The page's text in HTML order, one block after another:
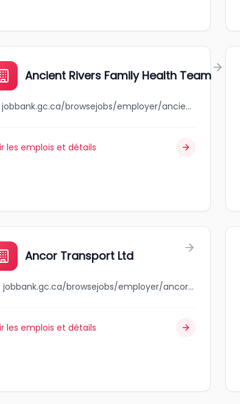
Ancient Rivers Family Health Team
jobbank.gc.ca/browsejobs/employer/ancient+rivers+family+health+team/ca
les emplois et détails
Ancor Transport Ltd
jobbank.gc.ca/browsejobs/employer/ancor+transport+ltd/ca
les emplois et détails